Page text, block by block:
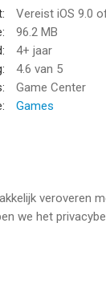
en updates:
voor iPhone, iPad
laatst vergeleken
Vereist iOS 9.0
96.2 MB
4+ jaar
4.6 van 5
Game Center
Games
veroveren
we het